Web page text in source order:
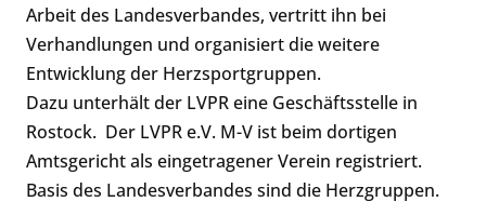
Arbeit des Landesverbandes, vertritt ihn bei
Verhandlungen und organisiert die weitere
Entwicklung der Herzsportgruppen.
Dazu unterhält der LVPR eine Geschäftsstelle in
Rostock. Der LVPR e.V. M-V ist beim dortigen
Amtsgericht als eingetragener Verein registriert.
Basis des Landesverbandes sind die Herzgruppen.